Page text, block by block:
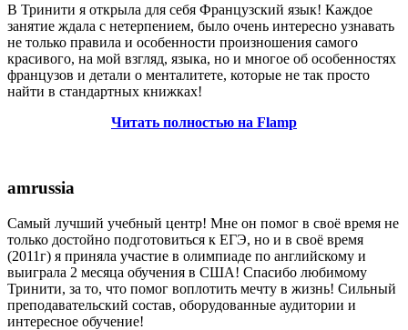
В Тринити я открыла для себя Французский язык! Каждое
занятие ждала с нетерпением, было очень интересно узнавать
не только правила и особенности произношения самого
красивого, на мой взгляд, языка, но и многое об особенностях
французов и детали о менталитете, которые не так просто
найти в стандартных книжках!
Читать полностью на Flamp
amrussia
Самый лучший учебный центр! Мне он помог в своё время не
только достойно подготовиться к ЕГЭ, но и в своё время
(2011г) я приняла участие в олимпиаде по английскому и
выиграла 2 месяца обучения в США! Спасибо любимому
Тринити, за то, что помог воплотить мечту в жизнь! Сильный
преподавательский состав, оборудованные аудитории и
интересное обучение!